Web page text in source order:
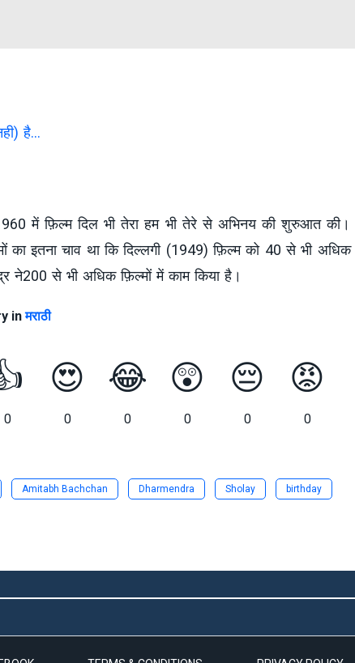
है...
में फ़िल्म दिल भी तेरा हम भी तेरे से अभिनय की शुरुआत
का इतना चाव था कि दिल्लगी (1949) फ़िल्म को 40 से भी अधिक
ने200 से भी अधिक फ़िल्मों में काम किया है।
inमराठी
0
😍
0
😂
0
😲
0
😔
0
😡
0
Amitabh Bachchan‬ ‪Dharmendra‬ ‪Sholay birthday